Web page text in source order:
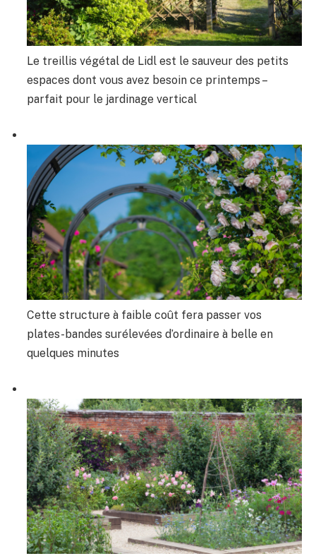
Le treillis végétal de Lidl est le sauveur des petits
espaces dont vous avez besoin ce printemps –
parfait pour le jardinage vertical
Cette structure à faible coût fera passer vos
plates-bandes surélevées d’ordinaire à belle en
quelques minutes